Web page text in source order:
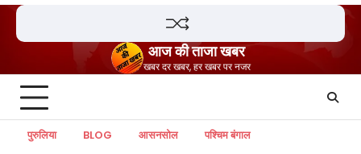
Skip
content
आज की ताजा खबर
खबर दर खबर, हर खबर पर नजर
पुरुलिया BLOG आसनसोल पश्चिम बंगाल